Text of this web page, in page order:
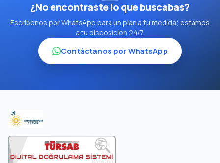
¿No encontraste lo que buscabas?
Escríbenos por WhatsApp para un plan a tu medida; estamos
a tu disposición 24/7.
Contáctanos por WhatsApp